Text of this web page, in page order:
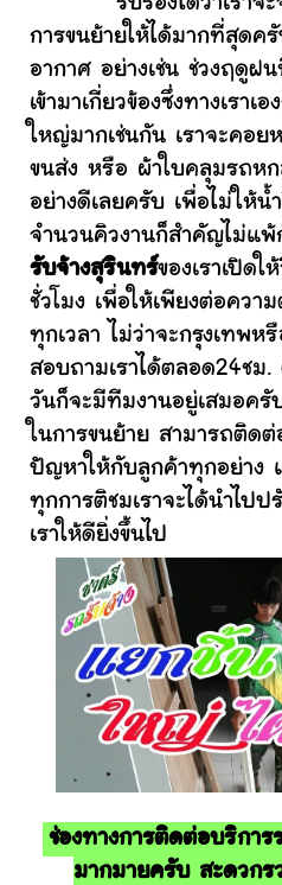
การขนย้ายให้ได้มากที่สุดค
อากาศ อย่างเช่น ช่วงฤดูฝ
เข้ามาเกี่ยวข้องซึ่งทางเรา
ใหญ่มากเช่นกัน เราจะคอ
ขนส่ง หรือ ผ้าใบคลุมรถหก
อย่างดีเลยครับ เพื่อไม่ให้น้
จำนวนคิวงานก็สำคัญไม่แ
รับจ้างสุรินทร์ของเราเปิด
ชั่วโมง เพื่อให้เพียงต่อควา
ทุกเวลา ไม่ว่าจะกรุงเทพห
สอบถามเราได้ตลอด24ชม
วันก็จะมีทีมงานอยู่เสมอค
ในการขนย้าย สามารถติดต่
ปัญหาให้กับลูกค้าทุกอย่าง
ทุกการติชมเราจะได้นำไปป
เราให้ดียิ่งขึ้นไป
ช่องทางการติดต่อบริกา
มากมายครับ สะดวกร